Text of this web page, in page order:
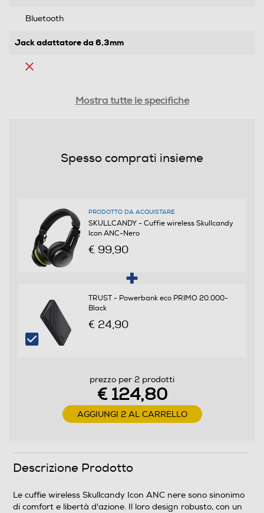
Bluetooth
Jack adattatore da 6,3mm
Waterproof
Microfono incorporato
Posizione regolazione volume
Sugli auricolari
Pieghevole
Descrizione marketing
Le cuffie wireless Skullcandy Icon ANC nere sono
sinonimo di comfort e libertà d'azione. Il loro design
Grazie alla cancellazione attiva del rumore, puoi isolarti
tuoi film o podcast. Puoi sempre passare alla modalità
regolabile Stay Aware per ascoltare nuovamente
Mostra tutte le specifiche
Spesso comprati insieme
PRODOTTO DA ACQUISTARE
SKULLCANDY - Cuffie wireless Skullcandy
Icon ANC-Nero
€ 99,90
TRUST - Powerbank eco PRIMO 20.000-
Black
€ 24,90
prezzo per 2 prodotti
€ 124,80
AGGIUNGI 2 AL CARRELLO
Descrizione Prodotto
Le cuffie wireless Skullcandy Icon ANC nere sono sinonimo
di comfort e libertà d'azione. Il loro design robusto, con un